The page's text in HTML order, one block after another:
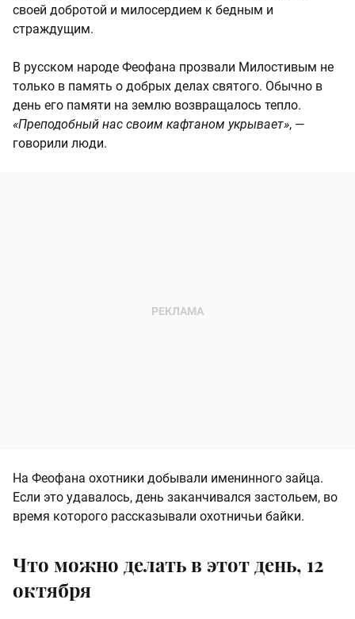
своей добротой и милосердием к бедным и
страждущим.
В русском народе Феофана прозвали Милостивым не
только в память о добрых делах святого. Обычно в
день его памяти на землю возвращалось тепло.
«Преподобный нас своим кафтаном укрывает», —
говорили люди.
На Феофана охотники добывали именинного зайца.
Если это удавалось, день заканчивался застольем, во
время которого рассказывали охотничьи байки.
Что можно делать в этот день, 12
октября